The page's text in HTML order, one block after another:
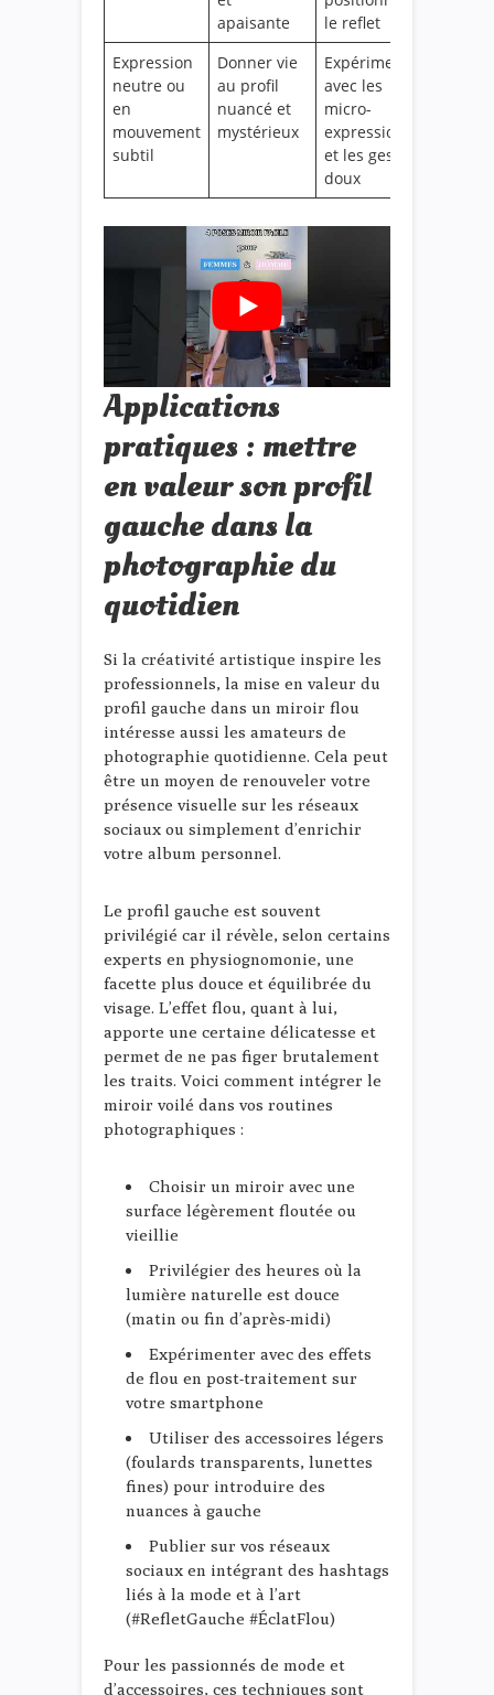
apaisante
le reflet
Expression
neutre ou
en
mouvement
subtil
Donner vie
au profil
nuancé et
mystérieux
Expérimentez
avec les
micro-
expressions
et les gestes
doux
Applications
pratiques : mettre
en valeur son profil
gauche dans la
photographie du
quotidien
Si la créativité artistique inspire les
professionnels, la mise en valeur du
profil gauche dans un miroir flou
intéresse aussi les amateurs de
photographie quotidienne. Cela peut
être un moyen de renouveler votre
présence visuelle sur les réseaux
sociaux ou simplement d’enrichir
votre album personnel.
Le profil gauche est souvent
privilégié car il révèle, selon certains
experts en physiognomonie, une
facette plus douce et équilibrée du
visage. L’effet flou, quant à lui,
apporte une certaine délicatesse et
permet de ne pas figer brutalement
les traits. Voici comment intégrer le
miroir voilé dans vos routines
photographiques :
Choisir un miroir avec une
surface légèrement floutée ou
vieillie
Privilégier des heures où la
lumière naturelle est douce
(matin ou fin d’après-midi)
Expérimenter avec des effets
de flou en post-traitement sur
votre smartphone
Utiliser des accessoires légers
(foulards transparents, lunettes
fines) pour introduire des
nuances à gauche
Publier sur vos réseaux
sociaux en intégrant des hashtags
liés à la mode et à l’art
(#RefletGauche #ÉclatFlou)
Pour les passionnés de mode et
d’accessoires, ces techniques sont